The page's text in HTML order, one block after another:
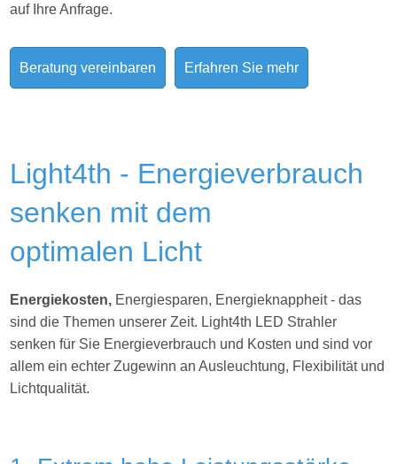
auf Ihre Anfrage.
Beratung vereinbaren Erfahren Sie mehr
Light4th - Energieverbrauch
senken mit dem
optimalen Licht
Energiekosten, Energiesparen, Energieknappheit - das
sind die Themen unserer Zeit. Light4th LED Strahler
senken für Sie Energieverbrauch und Kosten und sind vor
allem ein echter Zugewinn an Ausleuchtung, Flexibilität und
Lichtqualität.